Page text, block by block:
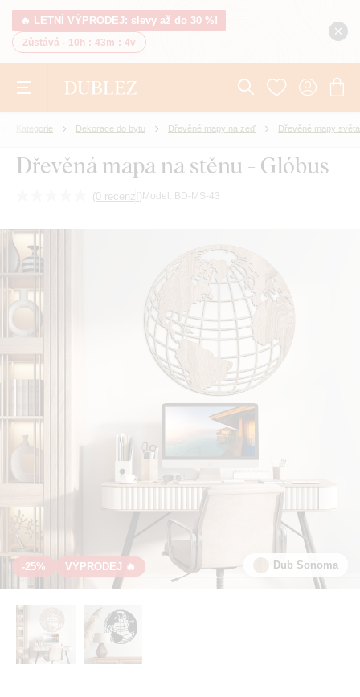
🔥 LETNÍ VÝPRODEJ: slevy až do 30 %!
Zůstává - 10h : 43m : 3v
Kategorie Dekorace do bytu Dřevěné mapy na zeď Dřevěné mapy světa
Dřevěná mapa na stěnu - Glóbus
(0 recenzí) Model: BD-MS-43
-25% VÝPRODEJ 🔥 Dub Sonoma